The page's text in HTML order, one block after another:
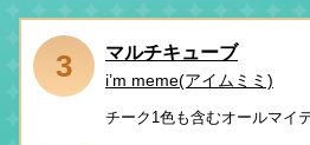
3 マルチキューブ
i’m meme(アイムミミ)
チーク1色も含むオールマイ